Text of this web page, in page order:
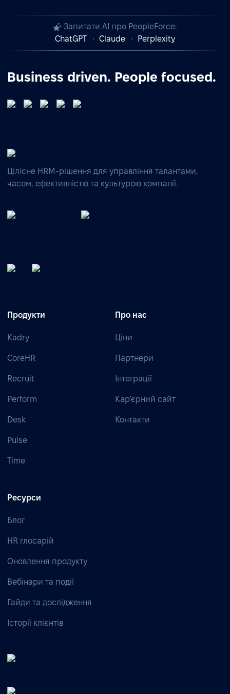
Запитати AI про PeopleForce:
ChatGPT
Claude Perplexity
Business driven. People focused.
Цілісне HRM-рішення для управління талантами,
часом, ефективністю та культурою компанії.
Продукти
Kadry
CoreHR
Recruit
Perform
Desk
Pulse
Time
Про нас
Ціни
Партнери
Інтеграції
Кар’єрний сайт
Контакти
Ресурси
Блог
HR глосарій
Оновлення продукту
Вебінари та події
Гайди та дослідження
Історії клієнтів